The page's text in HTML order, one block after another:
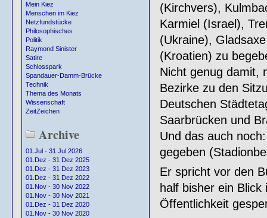
Mein Kiez
Menschen im Kiez
Netzfundstücke
Philosophisches
Politik
Raymond Sinister
Satire
Schlosspark
Spandauer-Damm-Brücke
Technik
Thema des Monats
Wissenschaft
ZeitZeichen
Archive
01.Jul - 31 Jul 2026
01.Dez - 31 Dez 2025
01.Dez - 31 Dez 2023
01.Dez - 31 Dez 2022
01.Nov - 30 Nov 2022
01.Nov - 30 Nov 2021
01.Dez - 31 Dez 2020
01.Nov - 30 Nov 2020
(Kirchvers),
Karmiel (Israel),
(Ukraine),
(Kroatien) zu
Nicht genug damit,
Bezirke zu den
Deutschen
Saarbrücken und
Und das auch
gegeben
Er spricht vor den
half bisher ein
Öffentlichkeit